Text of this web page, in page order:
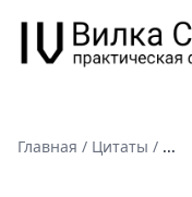
Главная / Цитаты / ...